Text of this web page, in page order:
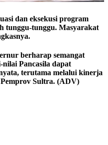
dan eksekusi program
tunggu-tunggu. Masyarakat
berharap semangat
Pancasila dapat
terutama melalui kinerja
Sultra. (ADV)